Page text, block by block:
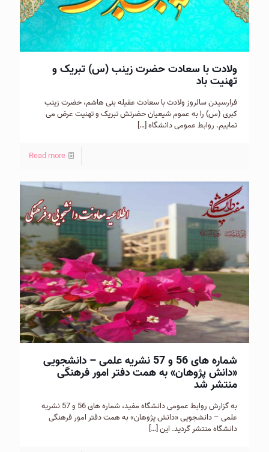
ولادت با سعادت حضرت زینب (س) تبریک و
تهنیت باد
فرارسیدن سالروز ولادت با سعادت عقیله بنی هاشم، حضرت زینب
کبری (س) را به عموم شیعیان حضرتش تبریک و تهنیت عرض می
نماییم. روابط عمومی دانشگاه[…]
Read more
شماره های 56 و 57 نشریه علمی – دانشجویی
«دانش پژوهان» به همت دفتر امور فرهنگی
منتشر شد
به گزارش روابط عمومی دانشگاه مفید، شماره های 56 و 57 نشریه
علمی – دانشجویی «دانش پژوهان» به همت دفتر امور فرهنگی
دانشگاه منتشر گردید. این[…]